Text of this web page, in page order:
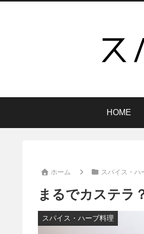
HOME
ホーム スパイス・ハ
まるでカステラ
スパイス・ハーブ料理